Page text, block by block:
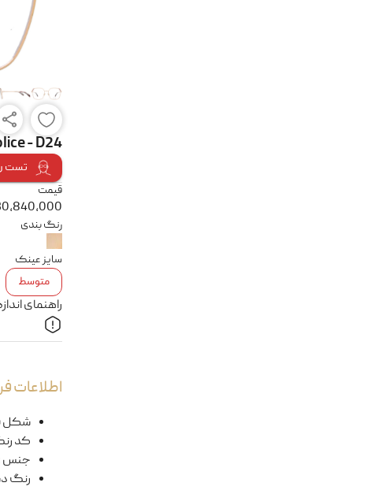
- D24
تست
قیمت
رنگ بندی
سایز عینک
متوسط
راهنمای
اطلاعات
شکل
کد
جنس
رنگ